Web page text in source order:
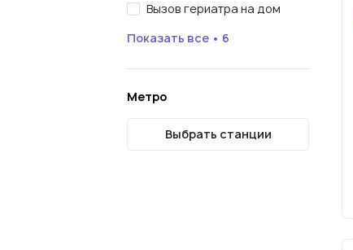
Вызов гериатра на дом
Показать все • 6
Метро
Выбрать станции